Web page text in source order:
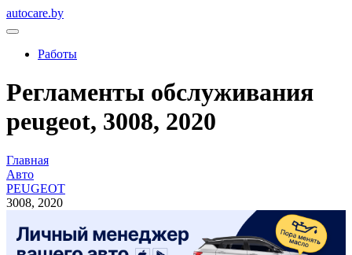
autocare.by
Работы
Регламенты обслуживания
peugeot, 3008, 2020
Главная
Авто
PEUGEOT
3008, 2020